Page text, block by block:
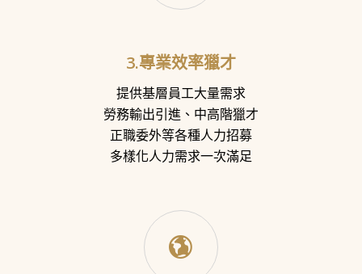
3.專業效率獵才
提供基層員工大量需求
勞務輸出引進、中高階獵才
正職委外等各種人力招募
多樣化人力需求一次滿足